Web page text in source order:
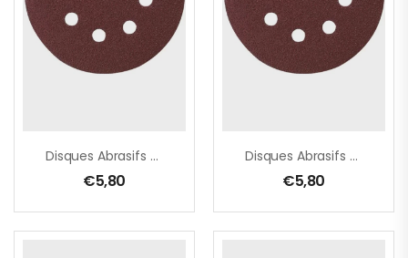
Disques Abrasifs Grain 100 Ø125 Mm Auto-Agrippant 8 Trous (bois/métal)
€5,80
Disques Abrasifs Grain 120 Ø125 Mm Auto-Agrippant 8 Trous (bois/métal)
€5,80